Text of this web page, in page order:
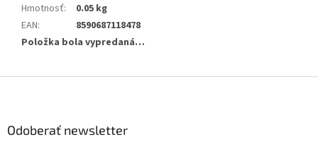
Hmotnosť:
0.05 kg
EAN:
8590687118478
Položka bola vypredaná…
Odoberať newsletter